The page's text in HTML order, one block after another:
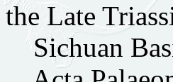
the Late
Sichuan